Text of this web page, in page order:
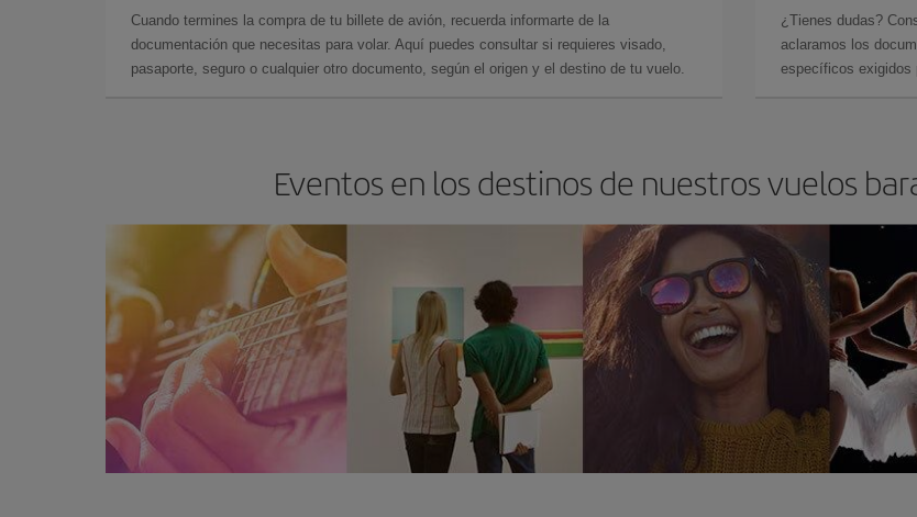
Cuando termines la compra de tu billete de avión, recuerda informarte de la
documentación que necesitas para volar. Aquí puedes consultar si requieres visado,
pasaporte, seguro o cualquier otro documento, según el origen y el destino de tu vuelo.
¿Tienes dudas?
aclaramos los
específicos exigidos
Eventos en los destinos de nuestros vuelos